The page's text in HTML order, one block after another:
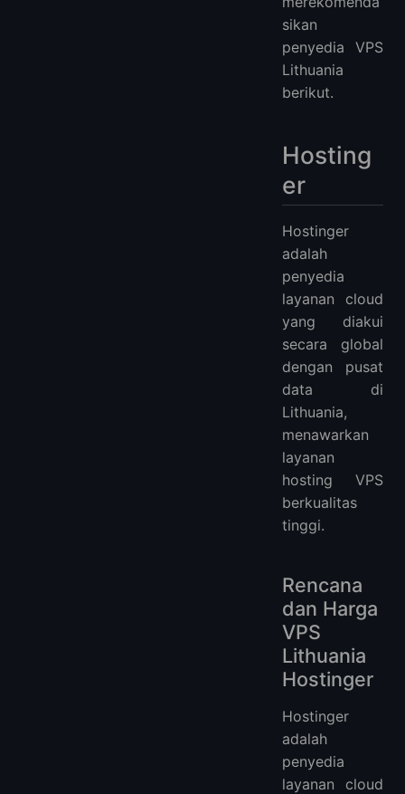
sikan
penyedia VPS
Lithuania
berikut.
Hosting
er
Hostinger
adalah
penyedia
layanan cloud
yang diakui
secara global
dengan pusat
data di
Lithuania,
menawarkan
layanan
hosting VPS
berkualitas
tinggi.
Rencana
dan Harga
VPS
Lithuania
Hostinger
Hostinger
adalah
penyedia
layanan cloud